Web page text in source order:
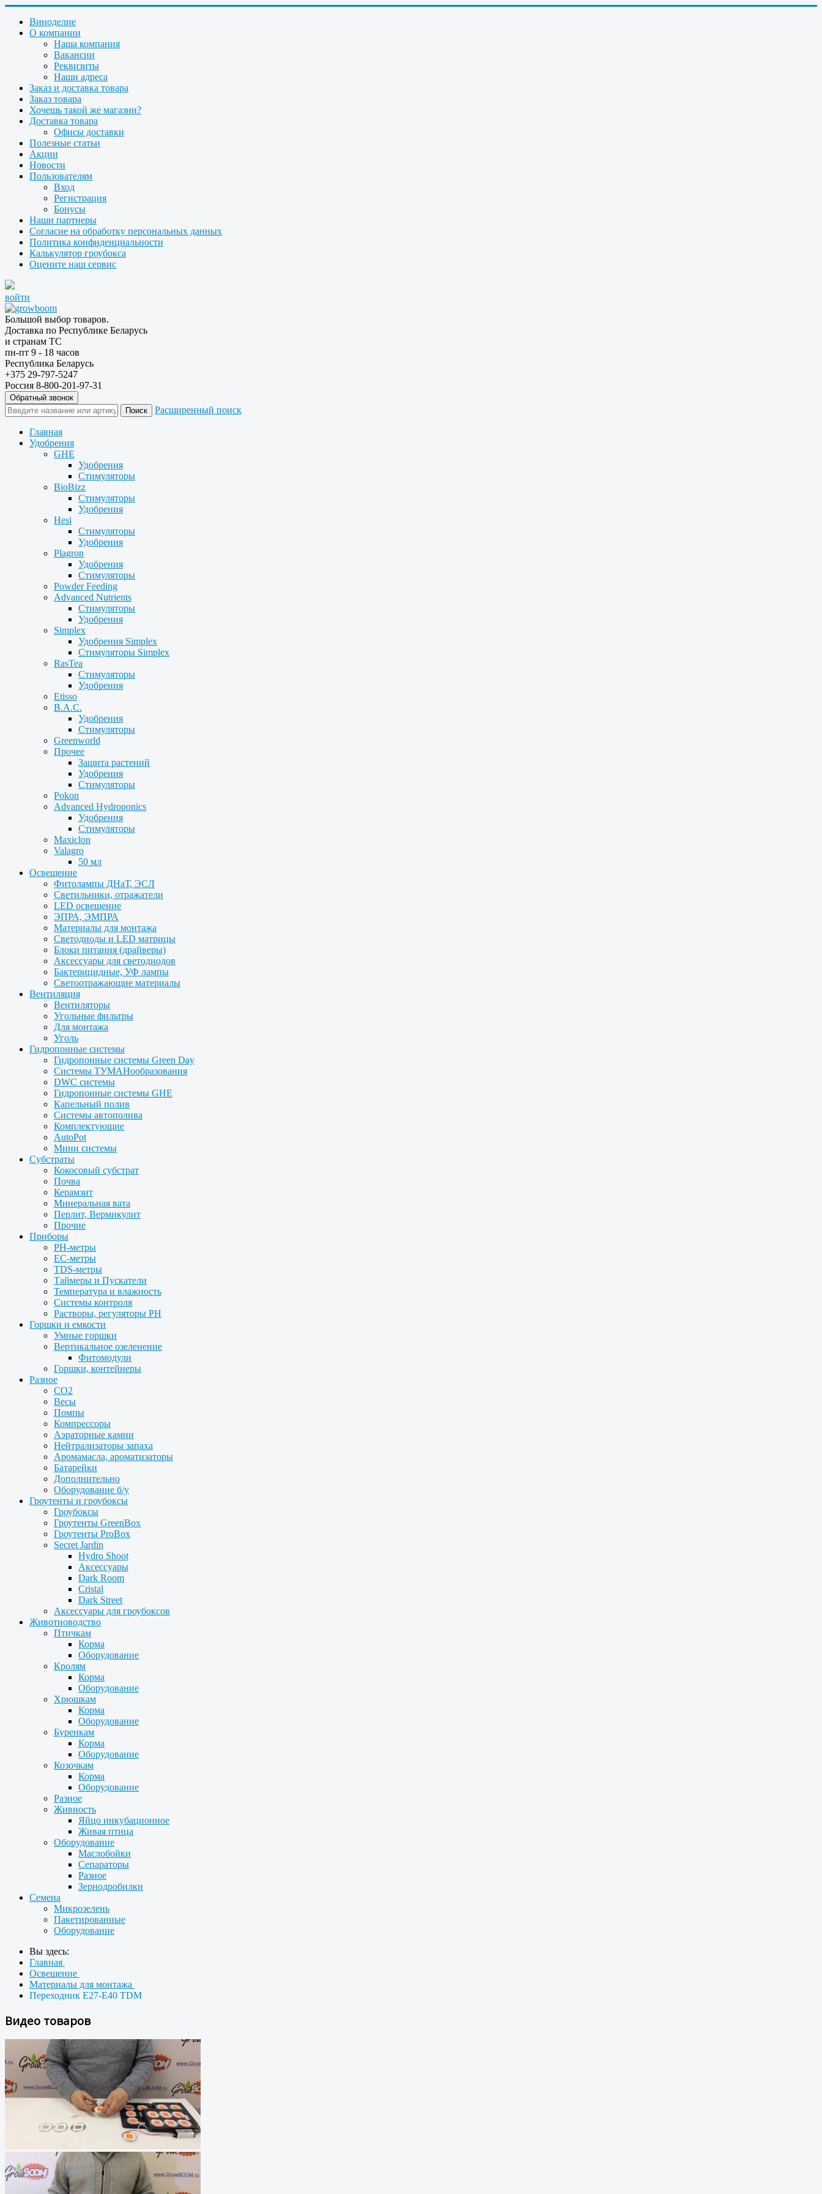
Виноделие
О компании
Наша компания
Вакансии
Реквизиты
Наши адреса
Заказ и доставка товара
Заказ товара
Хочешь такой же магазин?
Доставка товара
Офисы доставки
Полезные статьи
Акции
Новости
Пользователям
Вход
Регистрация
Бонусы
Наши партнеры
Согласие на обработку персональных данных
Политика конфиденциальности
Калькулятор гроубокса
Оцените наш сервис
войти
Большой выбор товаров.
Доставка по Республике Беларусь
и странам ТС
пн-пт 9 - 18 часов
Республика Беларусь
+375 29-797-5247
Россия 8-800-201-97-31
Обратный звонок
Расширенный поиск
Главная
Удобрения
GHE
Удобрения
Стимуляторы
BioBizz
Стимуляторы
Удобрения
Hesi
Стимуляторы
Удобрения
Plagron
Удобрения
Стимуляторы
Powder Feeding
Advanced Nutrients
Стимуляторы
Удобрения
Simplex
Удобрения Simplex
Стимуляторы Simplex
RasTea
Стимуляторы
Удобрения
Etisso
B.A.C.
Удобрения
Стимуляторы
Greenworld
Прочее
Защита растений
Удобрения
Стимуляторы
Pokon
Advanced Hydroponics
Удобрения
Стимуляторы
Maxiclon
Valagro
50 мл
Освещение
Фитолампы ДНаТ, ЭСЛ
Светильники, отражатели
LED освещение
ЭПРА, ЭМПРА
Материалы для монтажа
Светодиоды и LED матрицы
Блоки питания (драйверы)
Аксессуары для светодиодов
Бактерицидные, УФ лампы
Светоотражающие материалы
Вентиляция
Вентиляторы
Угольные фильтры
Для монтажа
Уголь
Гидропонные системы
Гидропонные системы Green Day
Системы ТУМАНообразования
DWC системы
Гидропонные системы GHE
Капельный полив
Системы автополива
Комплектующие
AutoPot
Мини системы
Субстраты
Кокосовый субстрат
Почва
Керамзит
Минеральная вата
Перлит, Вермикулит
Прочие
Приборы
PH-метры
EC-метры
TDS-метры
Таймеры и Пускатели
Температура и влажность
Системы контроля
Растворы, регуляторы PH
Горшки и емкости
Умные горшки
Вертикальное озеленение
Фитомодули
Горшки, контейнеры
Разное
CO2
Весы
Помпы
Компрессоры
Аэраторные камни
Нейтрализаторы запаха
Аромамасла, ароматизаторы
Батарейки
Дополнительно
Оборудование б/у
Гроутенты и гроубоксы
Гроубоксы
Гроутенты GreenBox
Гроутенты ProBox
Secret Jardin
Hydro Shoot
Аксессуары
Dark Room
Cristal
Dark Street
Аксессуары для гроубоксов
Животноводство
Птичкам
Корма
Оборудование
Кролям
Корма
Оборудование
Хрюшкам
Корма
Оборудование
Буренкам
Корма
Оборудование
Козочкам
Корма
Оборудование
Разное
Живность
Яйцо инкубационное
Живая птица
Оборудование
Маслобойки
Сепараторы
Разное
Зернодробилки
Семена
Микрозелень
Пакетированные
Оборудование
Вы здесь:
Главная
Освещение
Материалы для монтажа
Переходник Е27-Е40 TDM
Видео товаров